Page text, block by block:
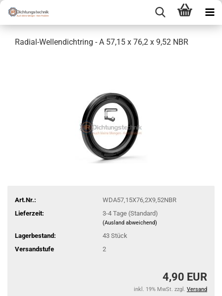
Radial-Wellendichtring - A 57,15 x 76,2 x 9,52 NBR
Art.Nr.:
WDA57,15X76,2X9,52NBR
Lieferzeit:
3-4 Tage (Standard)
(Ausland abweichend)
Lagerbestand: 43 Stück
Versandstufe
2
4,90 EUR
inkl. 19% MwSt. zzgl. Versand